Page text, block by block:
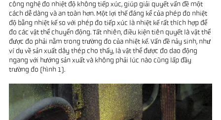
công nghệ đo nhiệt độ không tiếp xúc, giúp giải quyết vấn đề một
cách dễ dàng và an toàn hơn. Một lợi thế đáng kể của phép đo nhiệt
độ bằng nhiệt kế so với phép đo tiếp xúc là nhiệt kế rất thích hợp để
đo các vật thể chuyển động. Tất nhiên, điều kiện tiên quyết là vật thể
được đo phải nằm trong trường đo của nhiệt kế. Vấn đề nảy sinh, như
ví dụ về sản xuất dây thép cho thấy, là vật thể được đo dao động
ngang với hướng sản xuất và không phải lúc nào cũng lấp đầy
trường đo (hình 1).